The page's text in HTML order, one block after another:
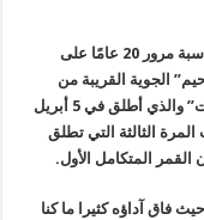
جاء ذلك خلال حديث أدلى به لموقع “هايادان”بمناسبة مرور 20 عامًا على
قاعدة “بلماحيم” الجوية القريبة من
ريشون لتسيون”بواسطة الصاروخ “شافيت” والذي أطلق في 5 أبريل
الثالثة التي تطلق
.
فاق آداؤه كثيرا ما كنا